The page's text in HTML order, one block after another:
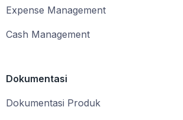
Expense Management
Cash Management
Dokumentasi
Dokumentasi Produk